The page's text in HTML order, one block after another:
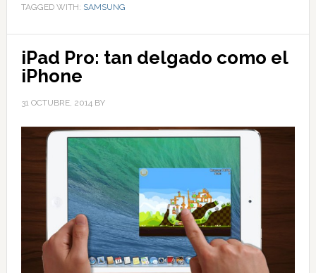
TAGGED WITH: SAMSUNG
iPad Pro: tan delgado como el
iPhone
31 OCTUBRE, 2014BY